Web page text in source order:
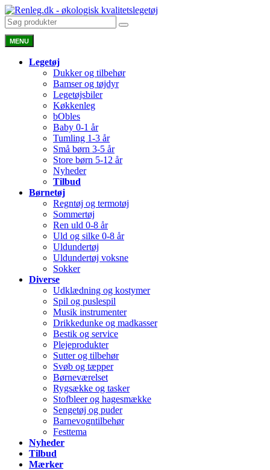
MENU
Legetøj
Dukker og tilbehør
Bamser og tøjdyr
Legetøjsbiler
Køkkenleg
bObles
Baby 0-1 år
Tumling 1-3 år
Små børn 3-5 år
Store børn 5-12 år
Nyheder
Tilbud
Børnetøj
Regntøj og termotøj
Sommertøj
Ren uld 0-8 år
Uld og silke 0-8 år
Uldundertøj
Uldundertøj voksne
Sokker
Diverse
Udklædning og kostymer
Spil og puslespil
Musik instrumenter
Drikkedunke og madkasser
Bestik og service
Plejeprodukter
Sutter og tilbehør
Svøb og tæpper
Børneværelset
Rygsække og tasker
Stofbleer og hagesmække
Sengetøj og puder
Barnevogntilbehør
Festtema
Nyheder
Tilbud
Mærker